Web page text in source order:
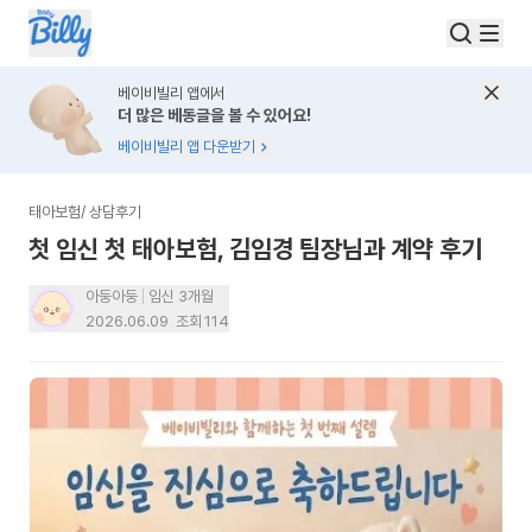
베이비빌리 앱에서
더 많은 베동글을 볼 수 있어요!
베이비빌리 앱 다운받기
태아보험/ 상담후기
첫 임신 첫 태아보험, 김임경 팀장님과 계약 후기
아둥아둥
임신 3개월
2026.06.09 조회 114